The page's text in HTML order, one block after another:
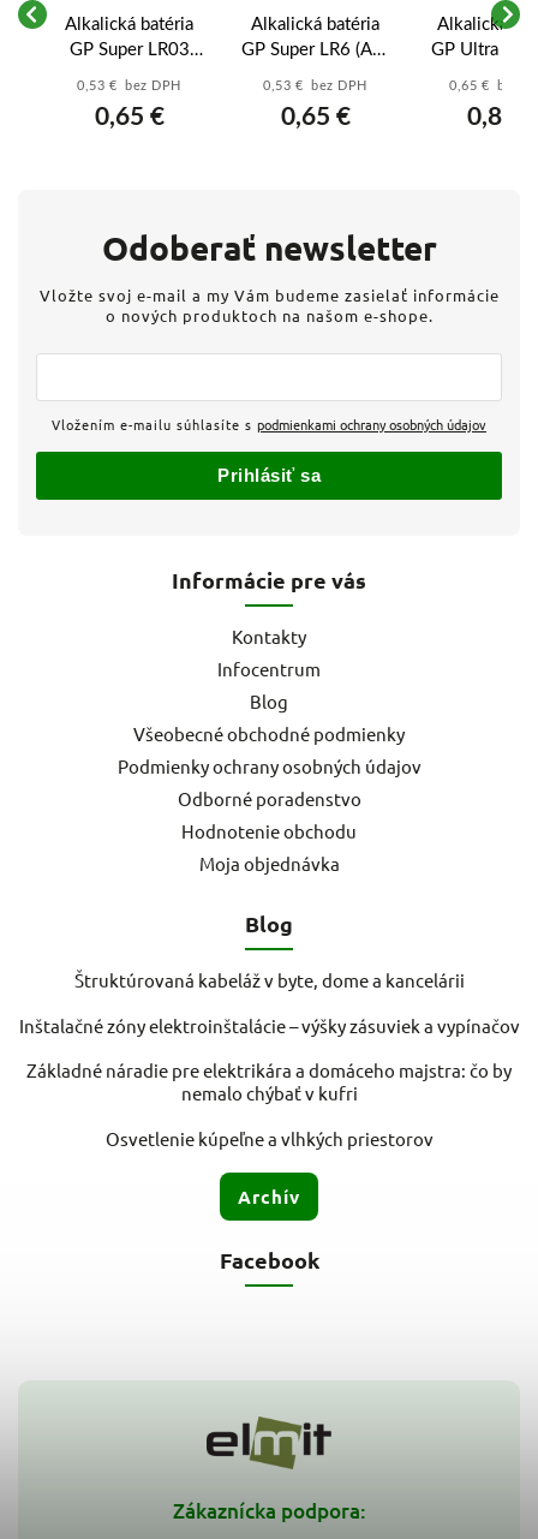
Alkalická batéria
GP Super LR03
(AAA) - B01114
0,53 € bez DPH
0,65 €
Alkalická batéria
GP Super LR6 (AA)
B01214
0,53 € bez DPH
0,65 €
Alkalická
GP Ultra LR6
-
0,65 € bez
0,80 €
Zákaznícka podpora:
Informácie pre vás
Kontakty
Infocentrum
Blog
Všeobecné obchodné podmienky
Podmienky ochrany osobných údajov
Odborné poradenstvo
Hodnotenie obchodu
Moja objednávka
Blog
Štruktúrovaná kabeláž v byte, dome a kancelárii
Inštalačné zóny elektroinštalácie – výšky zásuviek a vypínačov
Základné náradie pre elektrikára a domáceho majstra: čo by
nemalo chýbať v kufri
Osvetlenie kúpeľne a vlhkých priestorov
Archív
Odoberať newsletter
Vložte svoj e-mail a my Vám budeme zasielať informácie
o nových produktoch na našom e-shope.
Vložením e-mailu súhlasíte s podmienkami ochrany osobných údajov
Prihlásiť sa
Facebook